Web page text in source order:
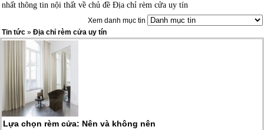
nhất thông tin nội thất về chủ đề Địa chỉ rèm cửa uy tín
Xem danh mục tin
Tin tức » Địa chỉ rèm cửa uy tín
Lựa chọn rèm cửa: Nên và không nên